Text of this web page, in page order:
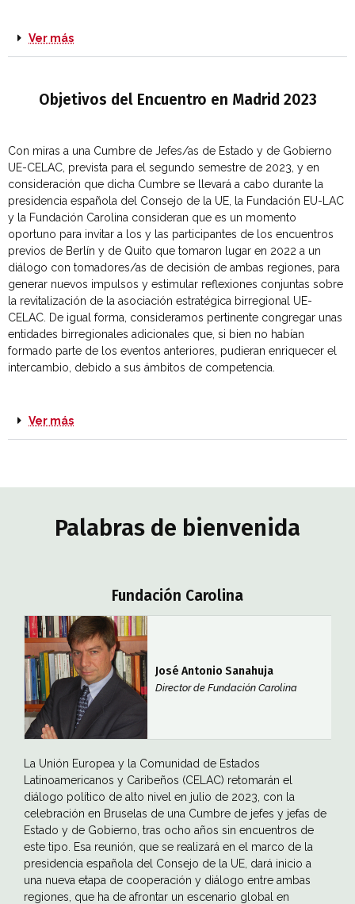
Ver más
Objetivos del Encuentro en Madrid 2023
Con miras a una Cumbre de Jefes/as de Estado y de Gobierno
UE-CELAC, prevista para el segundo semestre de 2023, y en
consideración que dicha Cumbre se llevará a cabo durante la
presidencia española del Consejo de la UE, la Fundación EU-LAC
y la Fundación Carolina consideran que es un momento
oportuno para invitar a los y las participantes de los encuentros
previos de Berlín y de Quito que tomaron lugar en 2022 a un
diálogo con tomadores/as de decisión de ambas regiones, para
generar nuevos impulsos y estimular reflexiones conjuntas sobre
la revitalización de la asociación estratégica birregional UE-
CELAC. De igual forma, consideramos pertinente congregar unas
entidades birregionales adicionales que, si bien no habían
formado parte de los eventos anteriores, pudieran enriquecer el
intercambio, debido a sus ámbitos de competencia.
Ver más
Palabras de bienvenida
Fundación Carolina
José Antonio Sanahuja
Director de Fundación Carolina
La Unión Europea y la Comunidad de Estados
Latinoamericanos y Caribeños (CELAC) retomarán el
diálogo político de alto nivel en julio de 2023, con la
celebración en Bruselas de una Cumbre de jefes y jefas de
Estado y de Gobierno, tras ocho años sin encuentros de
este tipo. Esa reunión, que se realizará en el marco de la
presidencia española del Consejo de la UE, dará inicio a
una nueva etapa de cooperación y diálogo entre ambas
regiones, que ha de afrontar un escenario global en